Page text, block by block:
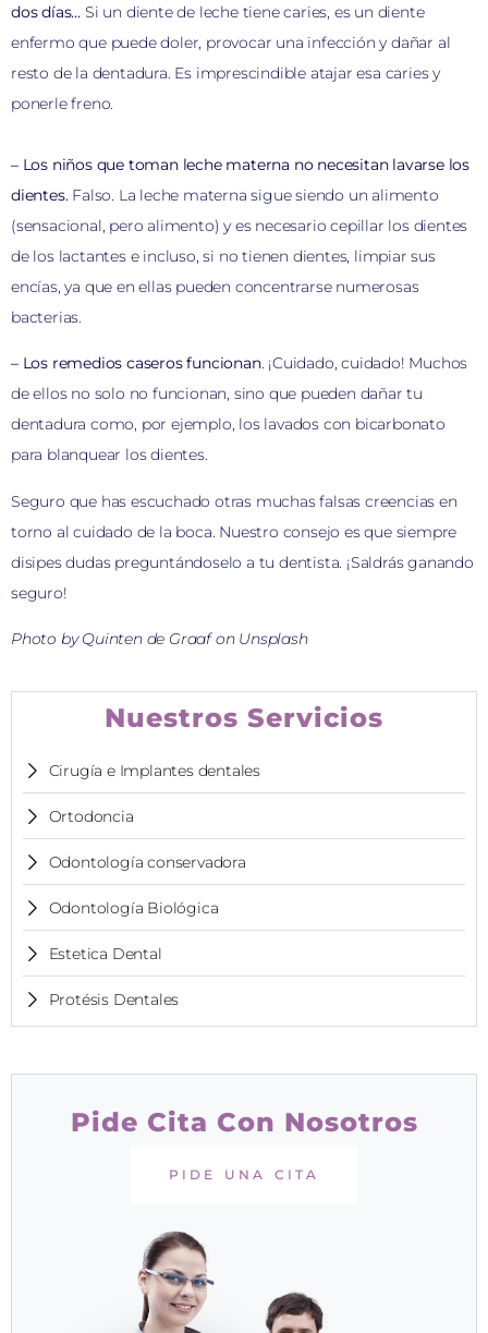
dos días… Si un diente de leche tiene caries, es un diente
enfermo que puede doler, provocar una infección y dañar al
resto de la dentadura. Es imprescindible atajar esa caries y
ponerle freno.
– Los niños que toman leche materna no necesitan lavarse los
dientes.Falso. La leche materna sigue siendo un alimento
(sensacional, pero alimento) y es necesario cepillar los dientes
de los lactantes e incluso, si no tienen dientes, limpiar sus
encías, ya que en ellas pueden concentrarse numerosas
bacterias.
– Los remedios caseros funcionan. ¡Cuidado, cuidado! Muchos
de ellos no solo no funcionan, sino que pueden dañar tu
dentadura como, por ejemplo, los lavados con bicarbonato
para blanquear los dientes.
Seguro que has escuchado otras muchas falsas creencias en
torno al cuidado de la boca. Nuestro consejo es que siempre
disipes dudas preguntándoselo a tu dentista. ¡Saldrás ganando
seguro!
Photo by Quinten de Graaf on Unsplash
Nuestros Servicios
Cirugía e Implantes dentales
Ortodoncia
Odontología conservadora
Odontología Biológica
Estetica Dental
Protésis Dentales
Pide Cita Con Nosotros
PIDE UNA CITA